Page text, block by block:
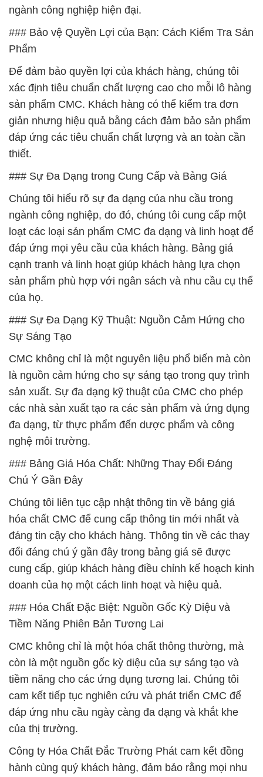
ngành công nghiệp hiện đại.
### Bảo vệ Quyền Lợi của Bạn: Cách Kiểm Tra Sản
Phẩm
Để đảm bảo quyền lợi của khách hàng, chúng tôi
xác định tiêu chuẩn chất lượng cao cho mỗi lô hàng
sản phẩm CMC. Khách hàng có thể kiểm tra đơn
giản nhưng hiệu quả bằng cách đảm bảo sản phẩm
đáp ứng các tiêu chuẩn chất lượng và an toàn cần
thiết.
### Sự Đa Dạng trong Cung Cấp và Bảng Giá
Chúng tôi hiểu rõ sự đa dạng của nhu cầu trong
ngành công nghiệp, do đó, chúng tôi cung cấp một
loạt các loại sản phẩm CMC đa dạng và linh hoạt để
đáp ứng mọi yêu cầu của khách hàng. Bảng giá
cạnh tranh và linh hoạt giúp khách hàng lựa chọn
sản phẩm phù hợp với ngân sách và nhu cầu cụ thể
của họ.
### Sự Đa Dạng Kỹ Thuật: Nguồn Cảm Hứng cho
Sự Sáng Tạo
CMC không chỉ là một nguyên liệu phổ biến mà còn
là nguồn cảm hứng cho sự sáng tạo trong quy trình
sản xuất. Sự đa dạng kỹ thuật của CMC cho phép
các nhà sản xuất tạo ra các sản phẩm và ứng dụng
đa dạng, từ thực phẩm đến dược phẩm và công
nghệ môi trường.
### Bảng Giá Hóa Chất: Những Thay Đổi Đáng
Chú Ý Gần Đây
Chúng tôi liên tục cập nhật thông tin về bảng giá
hóa chất CMC để cung cấp thông tin mới nhất và
đáng tin cậy cho khách hàng. Thông tin về các thay
đổi đáng chú ý gần đây trong bảng giá sẽ được
cung cấp, giúp khách hàng điều chỉnh kế hoạch kinh
doanh của họ một cách linh hoạt và hiệu quả.
### Hóa Chất Đặc Biệt: Nguồn Gốc Kỳ Diệu và
Tiềm Năng Phiên Bản Tương Lai
CMC không chỉ là một hóa chất thông thường, mà
còn là một nguồn gốc kỳ diệu của sự sáng tạo và
tiềm năng cho các ứng dụng tương lai. Chúng tôi
cam kết tiếp tục nghiên cứu và phát triển CMC để
đáp ứng nhu cầu ngày càng đa dạng và khắt khe
của thị trường.
Công ty Hóa Chất Đắc Trường Phát cam kết đồng
hành cùng quý khách hàng, đảm bảo rằng mọi nhu